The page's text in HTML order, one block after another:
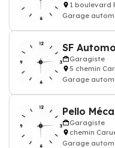
1 boulevard
Garage
SF
Garagiste
5 chemin
Garage
Pello
Garagiste
chemin
Garage